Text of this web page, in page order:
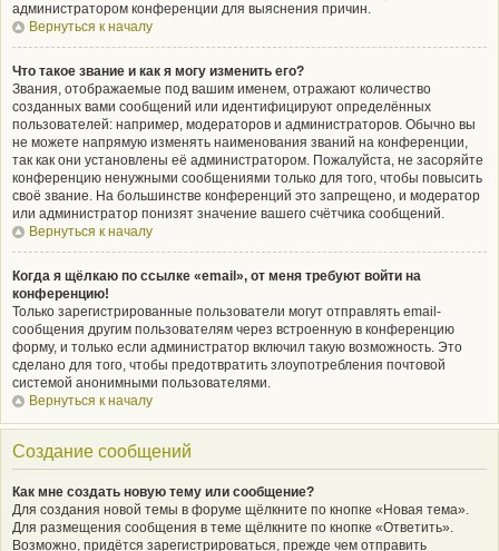
администратором конференции для выяснения причин.
Вернуться к началу
Что такое звание и как я могу изменить его?
Звания, отображаемые под вашим именем, отражают количество
созданных вами сообщений или идентифицируют определённых
пользователей: например, модераторов и администраторов. Обычно вы
не можете напрямую изменять наименования званий на конференции,
так как они установлены её администратором. Пожалуйста, не засоряйте
конференцию ненужными сообщениями только для того, чтобы повысить
своё звание. На большинстве конференций это запрещено, и модератор
или администратор понизят значение вашего счётчика сообщений.
Вернуться к началу
Когда я щёлкаю по ссылке «email», от меня требуют войти на
конференцию!
Только зарегистрированные пользователи могут отправлять email-
сообщения другим пользователям через встроенную в конференцию
форму, и только если администратор включил такую возможность. Это
сделано для того, чтобы предотвратить злоупотребления почтовой
системой анонимными пользователями.
Вернуться к началу
Создание сообщений
Как мне создать новую тему или сообщение?
Для создания новой темы в форуме щёлкните по кнопке «Новая тема».
Для размещения сообщения в теме щёлкните по кнопке «Ответить».
Возможно, придётся зарегистрироваться, прежде чем отправить